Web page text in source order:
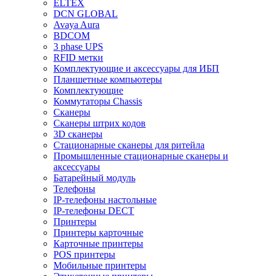
ELTEX
DCN GLOBAL
Avaya Aura
BDCOM
3 phase UPS
RFID метки
Комплектующие и аксессуары для ИБП
Планшетные компьютеры
Комплектующие
Коммутаторы Chassis
Сканеры
Сканеры штрих кодов
3D сканеры
Стационарные сканеры для ритейла
Промышленные стационарные сканеры и
аксессуары
Батарейный модуль
Телефоны
IP-телефоны настольные
IP-телефоны DECT
Принтеры
Принтеры карточные
Карточные принтеры
POS принтеры
Мобильные принтеры